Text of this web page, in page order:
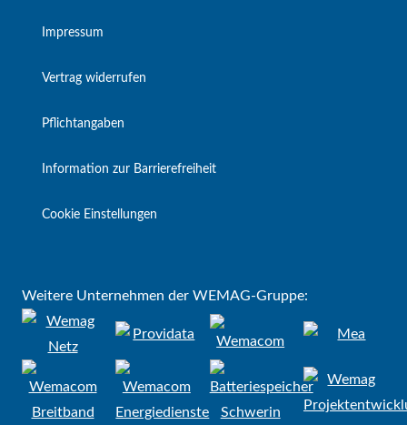
Impressum
Vertrag widerrufen
Pflichtangaben
Information zur Barrierefreiheit
Cookie Einstellungen
Weitere Unternehmen der WEMAG-Gruppe: